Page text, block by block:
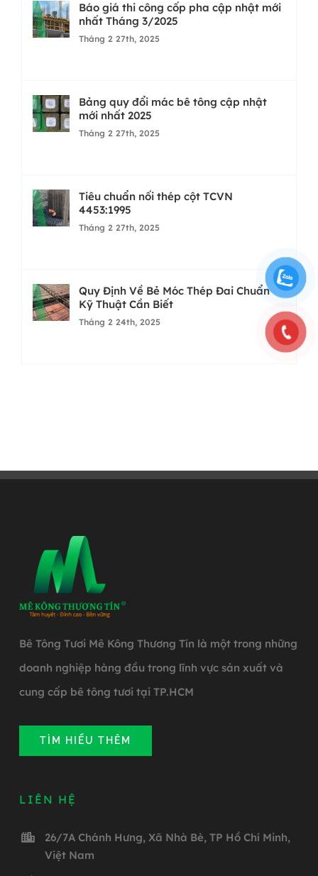
Báo giá thi công cốp pha cập nhật mới
nhất Tháng 3/2025
Tháng 2 27th, 2025
Bảng quy đổi mác bê tông cập nhật
mới nhất 2025
Tháng 2 27th, 2025
Tiêu chuẩn nối thép cột TCVN
4453:1995
Tháng 2 27th, 2025
Quy Định Về Bẻ Móc Thép Đai Chuẩn
Kỹ Thuật Cần Biết
Tháng 2 24th, 2025
Bê Tông Tươi Mê Kông Thương Tín là một trong những
doanh nghiệp hàng đầu trong lĩnh vực sản xuất và
cung cấp bê tông tươi tại TP.HCM
TÌM HIỂU THÊM
LIÊN HỆ
26/7A Chánh Hưng, Xã Nhà Bè, TP Hồ Chí Minh,
Việt Nam